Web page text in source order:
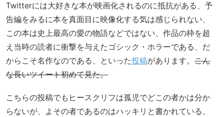
Twitterには大好きな本が映画化されるのに抵抗がある、予
告編をみるに本を真面目に映像化する気は感じられない、
この本は史上最高の愛の物語などではない、作品の枠を超
え当時の読者に衝撃を与えたゴシック・ホラーである、だ
からこそ名作なのである、といった投稿があります。 こん
な長いツイート初めて見た。
こちらの投稿でもヒースクリフは孤児でどこの者かは分か
らないが、よその者であるのはハッキリと書かれている、